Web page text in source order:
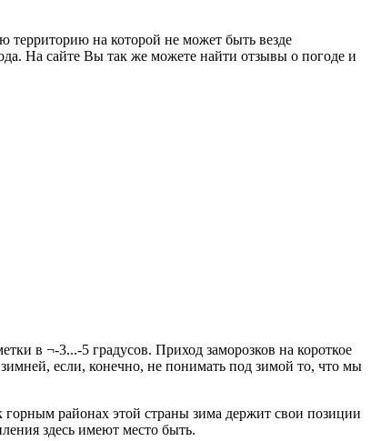
территорию на которой не может быть везде
На сайте Вы так же можете найти отзывы о погоде и
в ¬-3...-5 градусов. Приход заморозков на короткое
если, конечно, не понимать под зимой то, что мы
горным районах этой страны зима держит свои позиции
здесь имеют место быть.